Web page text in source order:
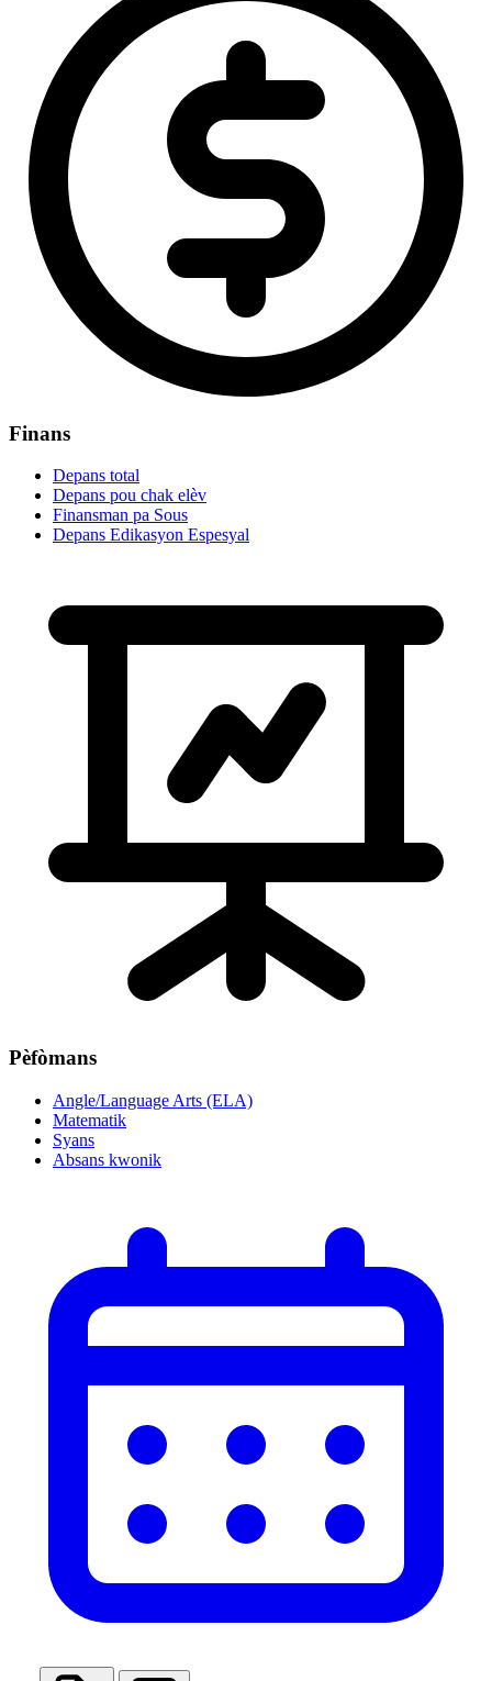
Finans
Depans total
Depans pou chak elèv
Finansman pa Sous
Depans Edikasyon Espesyal
Pèfòmans
Angle/Language Arts (ELA)
Matematik
Syans
Absans kwonik